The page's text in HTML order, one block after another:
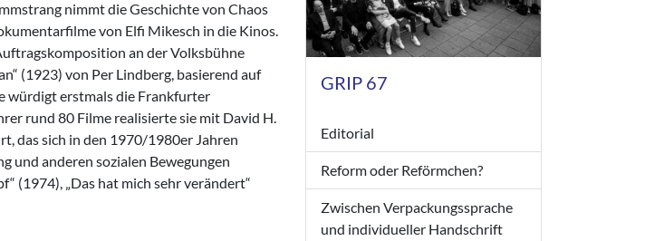
nimmt die Geschichte von Chaos
von Elfi Mikesch in die Kinos.
an der Volksbühne
(1923) von Per Lindberg, basierend auf
würdigt erstmals die Frankfurter
rund 80 Filme realisierte sie mit David H.
das sich in den 1970/1980er Jahren
und anderen sozialen Bewegungen
(1974), „Das hat mich sehr verändert“
GRIP 67
Editorial
Reform oder Reförmchen?
Zwischen Verpackungssprache
und individueller Handschrift